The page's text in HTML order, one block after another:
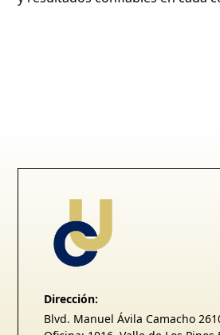
Dirección:
Blvd. Manuel Ávila Camacho